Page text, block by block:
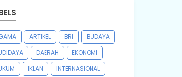
ARTIKEL BRI
BUDAYA
DAERAH
EKONOMI
IKLAN
INTERNASIONAL